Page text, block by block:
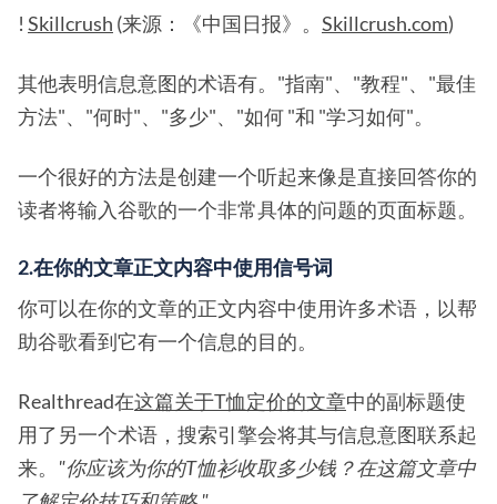
! Skillcrush (来源：《中国日报》。 Skillcrush.com)
其他表明信息意图的术语有。"指南"、"教程"、"最佳
方法"、"何时"、"多少"、"如何 "和 "学习如何"。
一个很好的方法是创建一个听起来像是直接回答你的
读者将输入谷歌的一个非常具体的问题的页面标题。
2.在你的文章正文内容中使用信号词
你可以在你的文章的正文内容中使用许多术语，以帮
助谷歌看到它有一个信息的目的。
Realthread在这篇关于T恤定价的文章中的副标题使
用了另一个术语，搜索引擎会将其与信息意图联系起
来。 "你应该为你的T恤衫收取多少钱？在这篇文章中